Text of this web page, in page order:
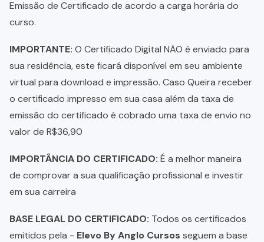
Emissão de Certificado de acordo a carga horária do
curso.
IMPORTANTE: O Certificado Digital NÃO é enviado para
sua residência, este ficará disponível em seu ambiente
virtual para download e impressão. Caso Queira receber
o certificado impresso em sua casa além da taxa de
emissão do certificado é cobrado uma taxa de envio no
valor de R$36,90
IMPORTÂNCIA DO CERTIFICADO: É a melhor maneira
de comprovar a sua qualificação profissional e investir
em sua carreira
BASE LEGAL DO CERTIFICADO: Todos os certificados
emitidos pela - Elevo By Anglo Cursos seguem a base